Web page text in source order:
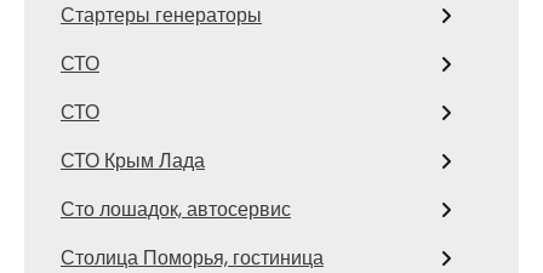
Стартеры генераторы
СТО
СТО
СТО Крым Лада
Сто лошадок, автосервис
Столица Поморья, гостиница